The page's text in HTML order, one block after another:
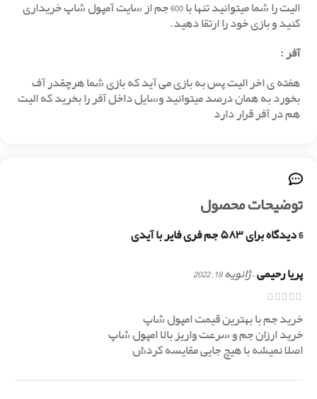
الیت را شما میتوانید تنها با 600 جم از سایت آمپول شاپ خریداری
کنید و بازی خود را ارتقا دهید.
آفر:
هفته ی اخر الیت پس به بازی می آید که بازی شما هرچقدر آف
بخورد به همان درصد میتوانید وسایل داخل آفر را بخرید که الیت
هم در آفر قرار دارد
توضیحات محصول
5 دیدگاه برای ۵۸۳ جم فری فایر با آیدی
پریا رحیمی–ژانویه 19, 2022
خرید جم با بهترین قیمت امپول شاپ
خرید ارزان جم و سرعت واریز بالا امپول شاپ
اصلا نمیشه با هیچ جایی مقایسه کردش